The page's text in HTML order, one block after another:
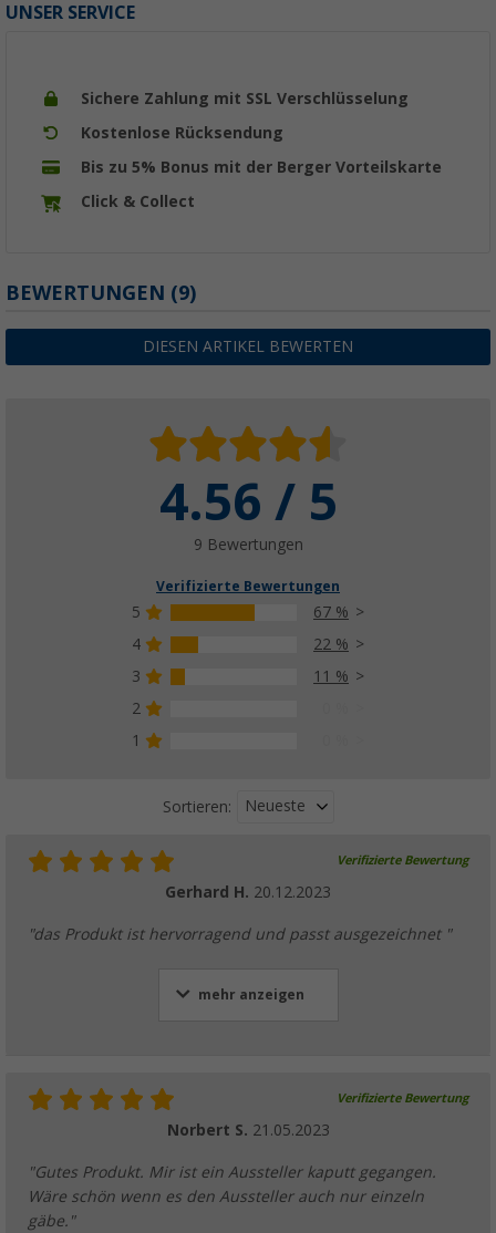
UNSER SERVICE
Sichere Zahlung mit SSL Verschlüsselung
Kostenlose Rücksendung
Bis zu 5% Bonus mit der Berger Vorteilskarte
Click & Collect
BEWERTUNGEN (9)
DIESEN ARTIKEL BEWERTEN
4.56 / 5
9 Bewertungen
Verifizierte Bewertungen
5
67 %
4
22 %
3
11 %
2
1
Sortieren: Neueste
Verifizierte Bewertung
Gerhard H. 20.12.2023
"das Produkt ist hervorragend und passt ausgezeichnet "
mehr anzeigen
Verifizierte Bewertung
Norbert S. 21.05.2023
"Gutes Produkt. Mir ist ein Aussteller kaputt gegangen.
Wäre schön wenn es den Aussteller auch nur einzeln
gäbe."